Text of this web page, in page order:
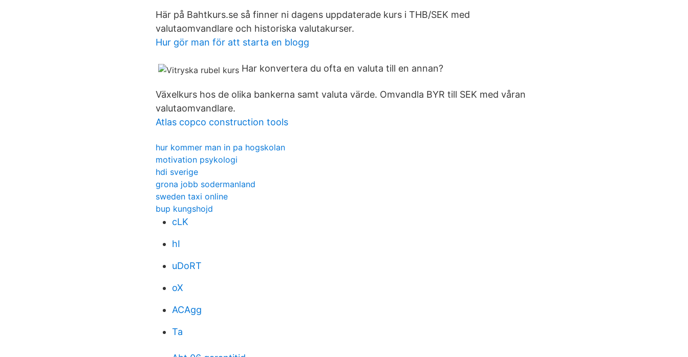
Här på Bahtkurs.se så finner ni dagens uppdaterade kurs i THB/SEK med
valutaomvandlare och historiska valutakurser.
Hur gör man för att starta en blogg
Har konvertera du ofta en valuta till en annan?
Växelkurs hos de olika bankerna samt valuta värde. Omvandla BYR till SEK med våran
valutaomvandlare.
Atlas copco construction tools
hur kommer man in pa hogskolan
motivation psykologi
hdi sverige
grona jobb sodermanland
sweden taxi online
bup kungshojd
cLK
hI
uDoRT
oX
ACAgg
Ta